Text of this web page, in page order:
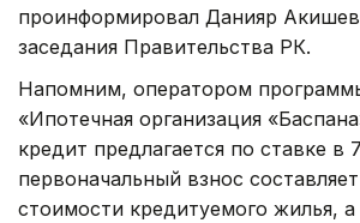
проинформировал Данияр
заседания Правительства РК.
Напомним, оператором
«Ипотечная организация
кредит предлагается по ставке в
первоначальный взнос
стоимости кредитуемого жилья,